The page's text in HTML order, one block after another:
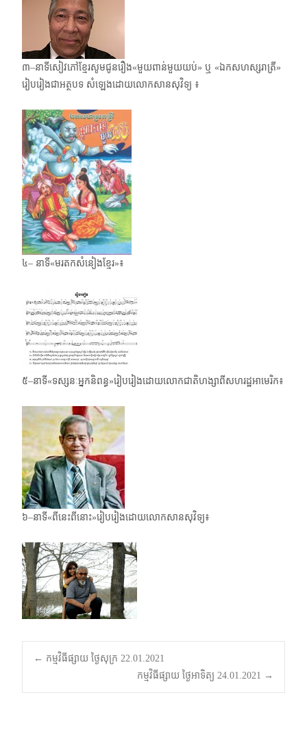
៣–នាទីសៀវភៅខ្មែរសូមជូនរឿង«មួយពាន់មួយយប់» ឬ «ឯកសហស្សរាត្រី»
រៀបរៀងជាអត្ថបទ សំឡេងដោយលោកសានសុវិទ្យ ៖
៤– នាទី«មរតកសំនៀងខ្មែរ»៖
៥–នាទី«ទស្សនៈអ្នកនិពន្ធ»រៀបរៀងដោយលោកជាតិហង្សាពីសហរដ្ឋអាមេរិក៖
៦–នាទី«ពីនេះពីនោះ»រៀបរៀងដោយលោកសានសុវិទ្យ៖
Post
navigation
← កម្មវិធីផ្សាយ ថ្ងៃសុក្រ 22.01.2021
កម្មវិធីផ្សាយ ថ្ងៃអាទិត្យ 24.01.2021 →